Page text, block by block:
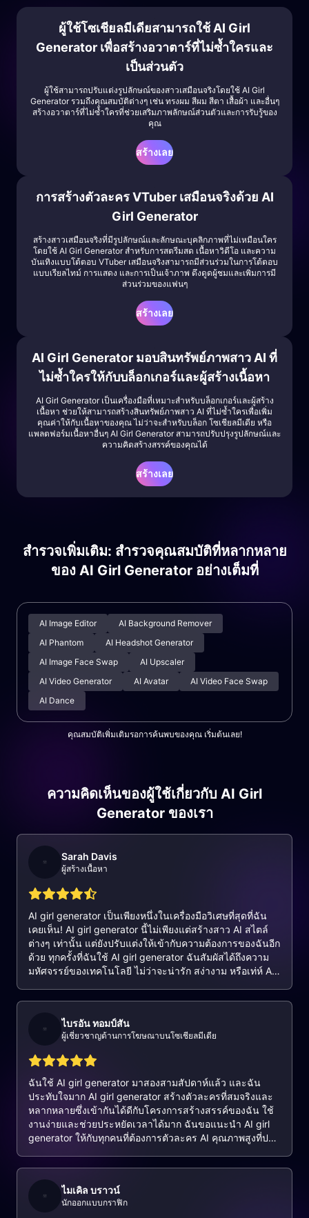
ผู้ใช้โซเชียลมีเดียสามารถใช้ AI Girl
Generator เพื่อสร้างอวาตาร์ที่ไม่ซ้ำใครและ
เป็นส่วนตัว
ผู้ใช้สามารถปรับแต่งรูปลักษณ์ของสาวเสมือนจริงโดยใช้ AI Girl
Generator รวมถึงคุณสมบัติต่างๆ เช่น ทรงผม สีผม สีตา เสื้อผ้า และอื่นๆ
สร้างอวาตาร์ที่ไม่ซ้ำใครที่ช่วยเสริมภาพลักษณ์ส่วนตัวและการรับรู้ของ
คุณ
สร้างเลย
การสร้างตัวละคร VTuber เสมือนจริงด้วย AI
Girl Generator
สร้างสาวเสมือนจริงที่มีรูปลักษณ์และลักษณะบุคลิกภาพที่ไม่เหมือนใคร
โดยใช้ AI Girl Generator สำหรับการสตรีมสด เนื้อหาวิดีโอ และความ
บันเทิงแบบโต้ตอบ VTuber เสมือนจริงสามารถมีส่วนร่วมในการโต้ตอบ
แบบเรียลไทม์ การแสดง และการเป็นเจ้าภาพ ดึงดูดผู้ชมและเพิ่มการมี
ส่วนร่วมของแฟนๆ
สร้างเลย
AI Girl Generator มอบสินทรัพย์ภาพสาว AI ที่
ไม่ซ้ำใครให้กับบล็อกเกอร์และผู้สร้างเนื้อหา
AI Girl Generator เป็นเครื่องมือที่เหมาะสำหรับบล็อกเกอร์และผู้สร้าง
เนื้อหา ช่วยให้สามารถสร้างสินทรัพย์ภาพสาว AI ที่ไม่ซ้ำใครเพื่อเพิ่ม
คุณค่าให้กับเนื้อหาของคุณ ไม่ว่าจะสำหรับบล็อก โซเชียลมีเดีย หรือ
แพลตฟอร์มเนื้อหาอื่นๆ AI Girl Generator สามารถปรับปรุงรูปลักษณ์และ
ความคิดสร้างสรรค์ของคุณได้
สร้างเลย
สำรวจเพิ่มเติม: สำรวจคุณสมบัติที่หลากหลาย
ของ AI Girl Generator อย่างเต็มที่
AI Image Editor
AI Background Remover
AI Phantom
AI Headshot Generator
AI Image Face Swap
AI Upscaler
AI Video Generator
AI Avatar
AI Video Face Swap
AI Dance
คุณสมบัติเพิ่มเติมรอการค้นพบของคุณ เริ่มต้นเลย!
ความคิดเห็นของผู้ใช้เกี่ยวกับ AI Girl
Generator ของเรา
Sarah Davis
ผู้สร้างเนื้อหา
AI girl generator เป็นเพียงหนึ่งในเครื่องมือวิเศษที่สุดที่ฉัน
เคยเห็น! AI girl generator นี้ไม่เพียงแต่สร้างสาว AI สไตล์
ต่างๆ เท่านั้น แต่ยังปรับแต่งให้เข้ากับความต้องการของฉันอีก
ด้วย ทุกครั้งที่ฉันใช้ AI girl generator ฉันสัมผัสได้ถึงความ
มหัศจรรย์ของเทคโนโลยี ไม่ว่าจะน่ารัก สง่างาม หรือเท่ห์ AI
AI girl generator นี้ให้กับเพื่อนๆ ทุกคนแล้ว มันเปลี่ยนวิธีการ
ต้องมีสำหรับผู้ที่ชื่นชอบความคิดสร้างสรรค์ทุกคน!
ไบรอัน ทอมป์สัน
ผู้เชี่ยวชาญด้านการโฆษณาบนโซเชียลมีเดีย
ฉันใช้ AI girl generator มาสองสามสัปดาห์แล้ว และฉัน
ประทับใจมาก AI girl generator สร้างตัวละครที่สมจริงและ
หลากหลายซึ่งเข้ากันได้ดีกับโครงการสร้างสรรค์ของฉัน ใช้
งานง่ายและช่วยประหยัดเวลาได้มาก ฉันขอแนะนำ AI girl
generator ให้กับทุกคนที่ต้องการตัวละคร AI คุณภาพสูงที่ปรับ
ไมเคิล บราวน์
นักออกแบบกราฟิก